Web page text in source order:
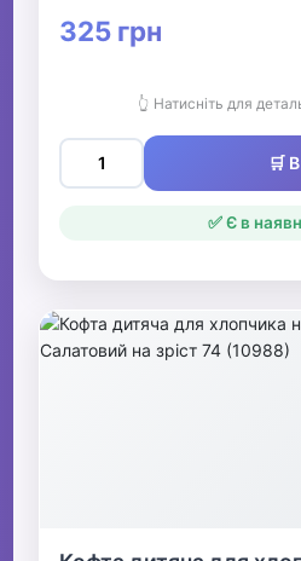
325 грн
👆 Натисніть для
🛒
✅ Є в